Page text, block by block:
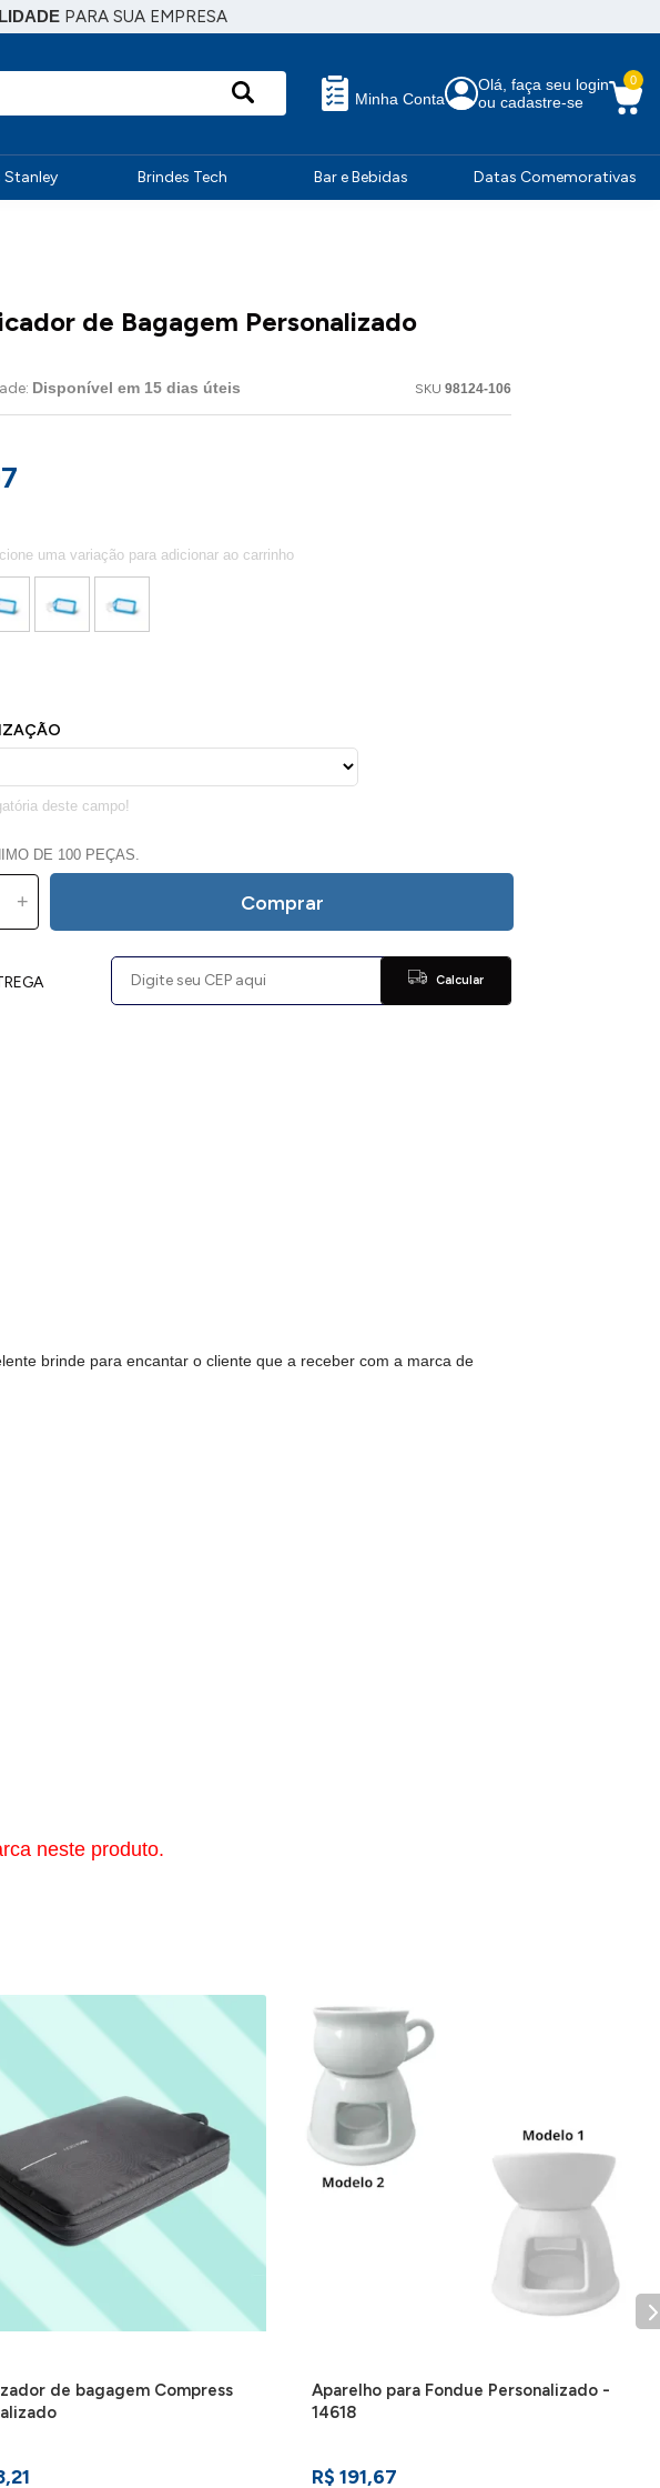
PARA SUA EMPRESA
Minha Conta
Olá, faça seu login
ou cadastre-se
0
Stanley Brindes Tech Bar e Bebidas Datas Comemorativas
de Bagagem Personalizado
Disponível em 15 dias úteis SKU 98124-106
DE 100 PEÇAS.
+ Comprar
Calcular
brinde para encantar o cliente que a receber com a marca de
neste produto.
de bagagem Compress
Aparelho para Fondue Personalizado -
14618
R$ 191,67